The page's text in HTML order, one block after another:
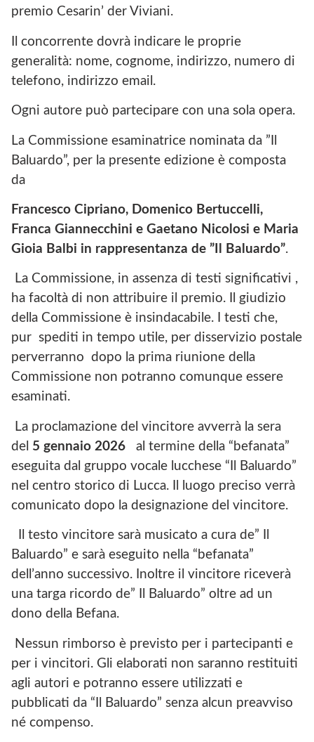
premio Cesarin’ der Viviani.
Il concorrente dovrà indicare le proprie
generalità: nome, cognome, indirizzo, numero di
telefono, indirizzo email.
Ogni autore può partecipare con una sola opera.
La Commissione esaminatrice nominata da ”Il
Baluardo”, per la presente edizione è composta
da
Francesco Cipriano, Domenico Bertuccelli,
Franca Giannecchini e Gaetano Nicolosi e Maria
Gioia Balbi in rappresentanza de ”Il Baluardo”.
La Commissione, in assenza di testi significativi ,
ha facoltà di non attribuire il premio. Il giudizio
della Commissione è insindacabile. I testi che,
pur spediti in tempo utile, per disservizio postale
perverranno dopo la prima riunione della
Commissione non potranno comunque essere
esaminati.
La proclamazione del vincitore avverrà la sera
del 5 gennaio 2026 al termine della “befanata”
eseguita dal gruppo vocale lucchese “Il Baluardo”
nel centro storico di Lucca. Il luogo preciso verrà
comunicato dopo la designazione del vincitore.
Il testo vincitore sarà musicato a cura de” Il
Baluardo” e sarà eseguito nella “befanata”
dell’anno successivo. Inoltre il vincitore riceverà
una targa ricordo de” Il Baluardo” oltre ad un
dono della Befana.
Nessun rimborso è previsto per i partecipanti e
per i vincitori. Gli elaborati non saranno restituiti
agli autori e potranno essere utilizzati e
pubblicati da “Il Baluardo” senza alcun preavviso
né compenso.